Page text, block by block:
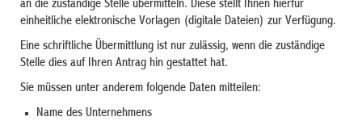
an die zuständige Stelle übermitteln. Diese stellt Ihnen hierfür
einheitliche elektronische Vorlagen (digitale Dateien) zur Verfügung.
Eine schriftliche Übermittlung ist nur zulässig, wenn die zuständige
Stelle dies auf Ihren Antrag hin gestattet hat.
Sie müssen unter anderem folgende Daten mitteilen:
Name des Unternehmens